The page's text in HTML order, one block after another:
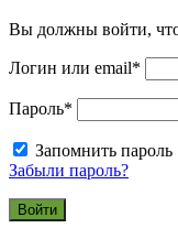
Вы должны войти,
Логин или email*
Пароль*
Запомнить пароль
Забыли пароль?